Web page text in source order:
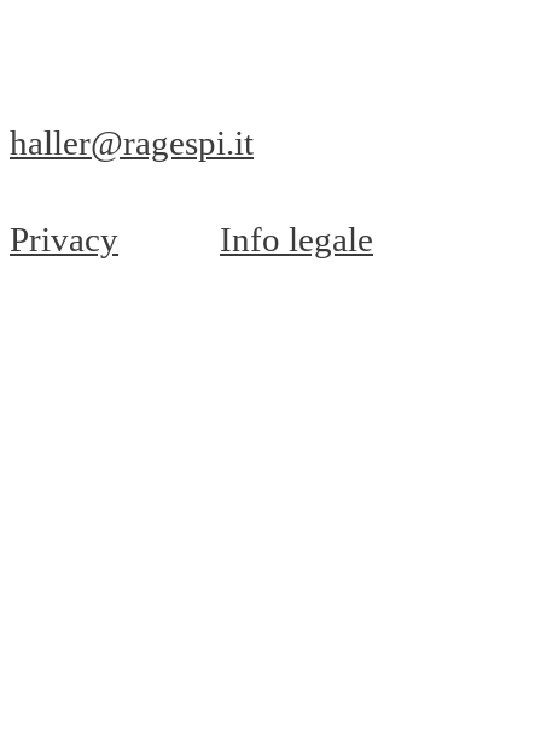
haller@ragespi.it
Privacy Info legale